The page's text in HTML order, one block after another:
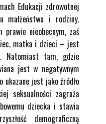
Edukacji zdrowotnej
małżeństwa i rodziny.
nieobecnym, zaś
matka i dzieci – jest
Natomiast tam, gdzie
jest w negatywnym
ukazane jest jako źródło
seksualności zagraża
dziecka i stawia
demograficzną